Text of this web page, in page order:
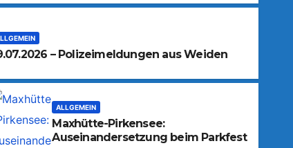
– Polizeimeldungen aus Weiden
ALLGEMEIN
Maxhütte-Pirkensee:
Auseinandersetzung beim Parkfest